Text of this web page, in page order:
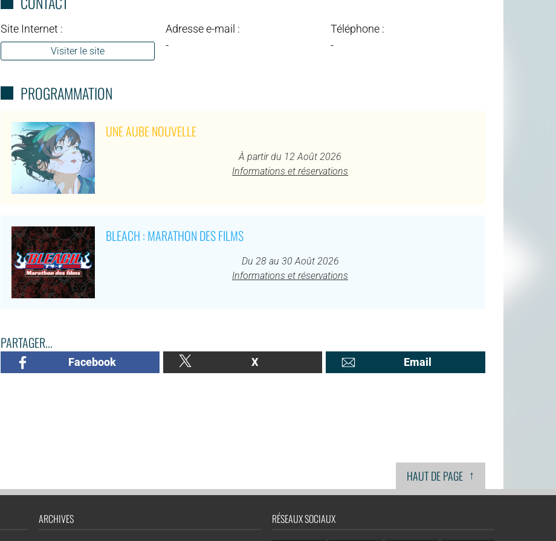
Site Internet :
Visiter le site
Adresse e-mail :
-
Téléphone :
-
PROGRAMMATION
UNE AUBE NOUVELLE
À partir du 12 Août 2026
Informations et réservations
BLEACH : MARATHON DES FILMS
Du 28 au 30 Août 2026
Informations et réservations
PARTAGER...
Facebook X Email
HAUT DE PAGE ↑
ARCHIVES RÉSEAUX SOCIAUX